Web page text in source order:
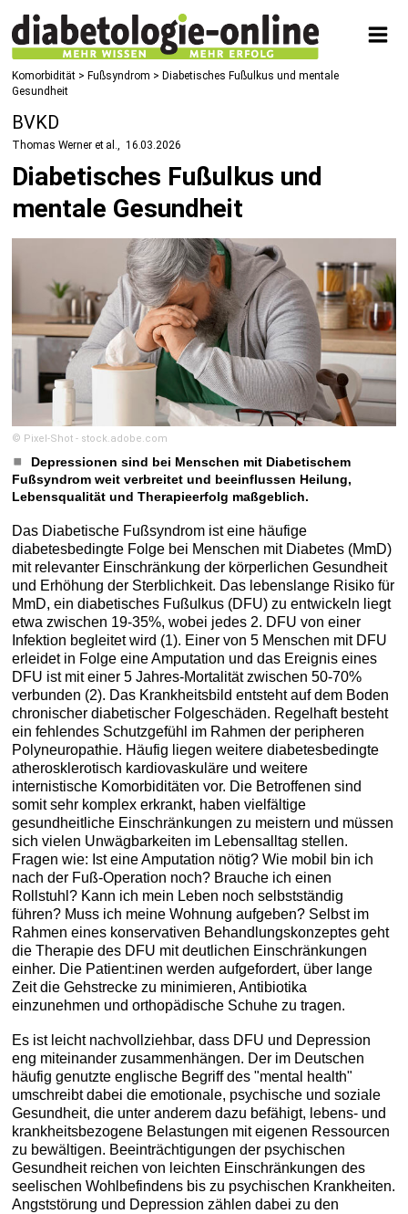
Komorbidität >Fußsyndrom > Diabetisches Fußulkus und mentale
Gesundheit
BVKD
Thomas Werner et al. 16.03.2026
Diabetisches Fußulkus und
mentale Gesundheit
© Pixel-Shot - stock.adobe.com
Depressionen sind bei Menschen mit Diabetischem
Fußsyndrom weit verbreitet und beeinflussen Heilung,
Lebensqualität und Therapieerfolg maßgeblich.
Das Diabetische Fußsyndrom ist eine häufige
diabetesbedingte Folge bei Menschen mit Diabetes (MmD)
mit relevanter Einschränkung der körperlichen Gesundheit
und Erhöhung der Sterblichkeit. Das lebenslange Risiko für
MmD, ein diabetisches Fußulkus (DFU) zu entwickeln liegt
etwa zwischen 19-35%, wobei jedes 2. DFU von einer
Infektion begleitet wird (1). Einer von 5 Menschen mit DFU
erleidet in Folge eine Amputation und das Ereignis eines
DFU ist mit einer 5 Jahres-Mortalität zwischen 50-70%
verbunden (2). Das Krankheitsbild entsteht auf dem Boden
chronischer diabetischer Folgeschäden. Regelhaft besteht
ein fehlendes Schutzgefühl im Rahmen der peripheren
Polyneuropathie. Häufig liegen weitere diabetesbedingte
atherosklerotisch kardiovaskuläre und weitere
internistische Komorbiditäten vor. Die Betroffenen sind
somit sehr komplex erkrankt, haben vielfältige
gesundheitliche Einschränkungen zu meistern und müssen
sich vielen Unwägbarkeiten im Lebensalltag stellen.
Fragen wie: Ist eine Amputation nötig? Wie mobil bin ich
nach der Fuß-Operation noch? Brauche ich einen
Rollstuhl? Kann ich mein Leben noch selbstständig
führen? Muss ich meine Wohnung aufgeben? Selbst im
Rahmen eines konservativen Behandlungskonzeptes geht
die Therapie des DFU mit deutlichen Einschränkungen
einher. Die Patient:inen werden aufgefordert, über lange
Zeit die Gehstrecke zu minimieren, Antibiotika
einzunehmen und orthopädische Schuhe zu tragen.
Es ist leicht nachvollziehbar, dass DFU und Depression
eng miteinander zusammenhängen. Der im Deutschen
häufig genutzte englische Begriff des "mental health"
umschreibt dabei die emotionale, psychische und soziale
Gesundheit, die unter anderem dazu befähigt, lebens- und
krankheitsbezogene Belastungen mit eigenen Ressourcen
zu bewältigen. Beeinträchtigungen der psychischen
Gesundheit reichen von leichten Einschränkungen des
seelischen Wohlbefindens bis zu psychischen Krankheiten.
Angststörung und Depression zählen dabei zu den